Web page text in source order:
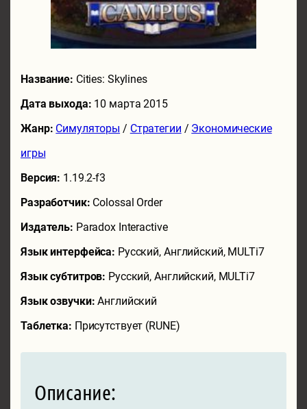
Название: Cities: Skylines
Дата выхода: 10 марта 2015
Жанр: Симуляторы / Стратегии / Экономические
игры
Версия: 1.19.2-f3
Разработчик: Colossal Order
Издатель: Paradox Interactive
Язык интерфейса: Русский, Английский, MULTi7
Язык субтитров: Русский, Английский, MULTi7
Язык озвучки:Английский
Таблетка: Присутствует (RUNE)
Описание: